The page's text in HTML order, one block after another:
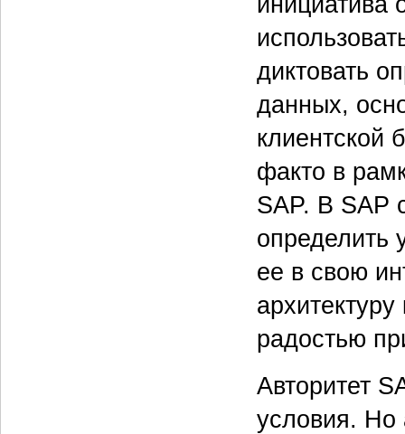
диктовать
данных,
клиентской
факто в
SAP. В SAP
определить
ее в свою
радостью
Авторитет
условия. Но